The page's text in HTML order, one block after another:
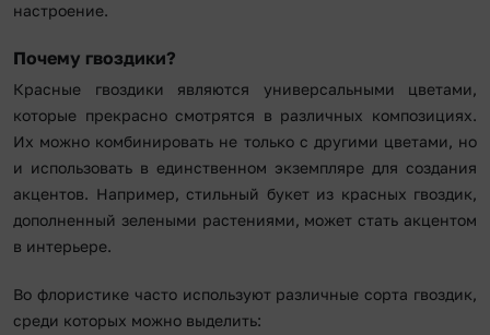
настроение.
Почему гвоздики?
Красные гвоздики являются универсальными цветами,
которые прекрасно смотрятся в различных композициях.
Их можно комбинировать не только с другими цветами, но
и использовать в единственном экземпляре для создания
акцентов. Например, стильный букет из красных гвоздик,
дополненный зелеными растениями, может стать акцентом
в интерьере.
Во флористике часто используют различные сорта гвоздик,
среди которых можно выделить: